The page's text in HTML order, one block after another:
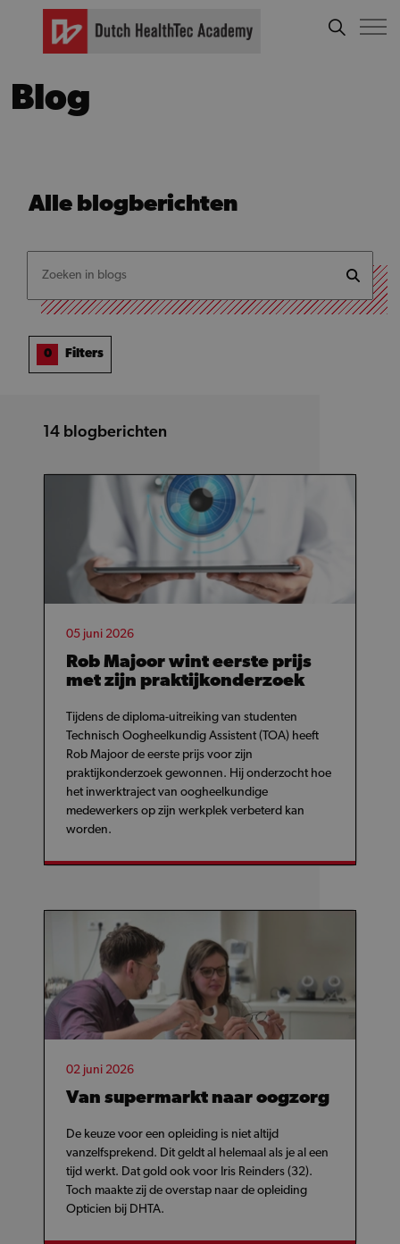
Blog
Alle blogberichten
0 Filters
14 blogberichten
05 juni 2026
Rob Majoor wint eerste prijs
met zijn praktijkonderzoek
Tijdens de diploma-uitreiking van studenten
Technisch Oogheelkundig Assistent (TOA) heeft
Rob Majoor de eerste prijs voor zijn
praktijkonderzoek gewonnen. Hij onderzocht hoe
het inwerktraject van oogheelkundige
medewerkers op zijn werkplek verbeterd kan
worden.
02 juni 2026
Van supermarkt naar oogzorg
De keuze voor een opleiding is niet altijd
vanzelfsprekend. Dit geldt al helemaal als je al een
tijd werkt. Dat gold ook voor Iris Reinders (32).
Toch maakte zij de overstap naar de opleiding
Opticien bij DHTA.